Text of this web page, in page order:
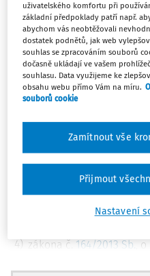
Návrh zákona, kterým se
s implementací daňových
oblasti zamezení dvojímu
těchto daňových zákonů:
zákona č.586/1992 Sb., o
příjmů“),
zákona č.353/2003 Sb.,
3) zákona č.235/2004 Sb.,
znění pozdějších
4) zákona č. 164/2013 Sb.
,
uživatelského komfortu při
základní předpoklady patří např.
abychom vás neobtěžovali
dostatek podnětů, jak web
souhlas se zpracováním souborů
dočasně ukládají ve vašem
souhlasu. Data využijeme ke
obsahu webu přímo Vám na míru.
souborů cookie
Nastavení
Zamítnout vše
Přijmout